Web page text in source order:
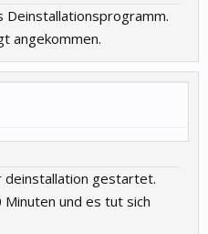
Deinstallationsprogramm.
angekommen.
deinstallation gestartet.
und es tut sich